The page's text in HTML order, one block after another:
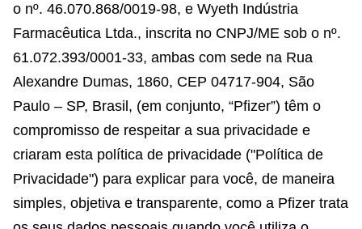
o nº. 46.070.868/0019-98, e Wyeth Indústria
Farmacêutica Ltda., inscrita no CNPJ/ME sob o nº.
61.072.393/0001-33, ambas com sede na Rua
Alexandre Dumas, 1860, CEP 04717-904, São
Paulo – SP, Brasil, (em conjunto, “Pfizer”) têm o
compromisso de respeitar a sua privacidade e
criaram esta política de privacidade ("Política de
Privacidade") para explicar para você, de maneira
simples, objetiva e transparente, como a Pfizer trata